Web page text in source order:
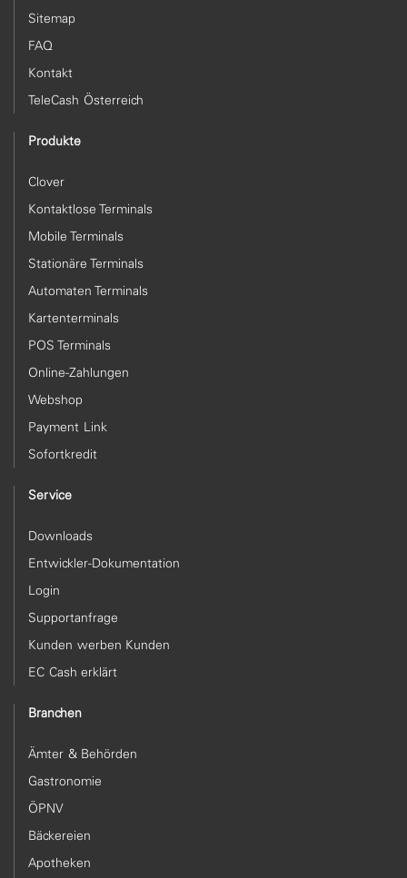
Sitemap
FAQ
Kontakt
TeleCash Österreich
Produkte
Clover
Kontaktlose Terminals
Mobile Terminals
Stationäre Terminals
Automaten Terminals
Kartenterminals
POS Terminals
Online-Zahlungen
Webshop
Payment Link
Sofortkredit
Service
Downloads
Entwickler-Dokumentation
Login
Supportanfrage
Kunden werben Kunden
EC Cash erklärt
Branchen
Ämter & Behörden
Gastronomie
ÖPNV
Bäckereien
Apotheken